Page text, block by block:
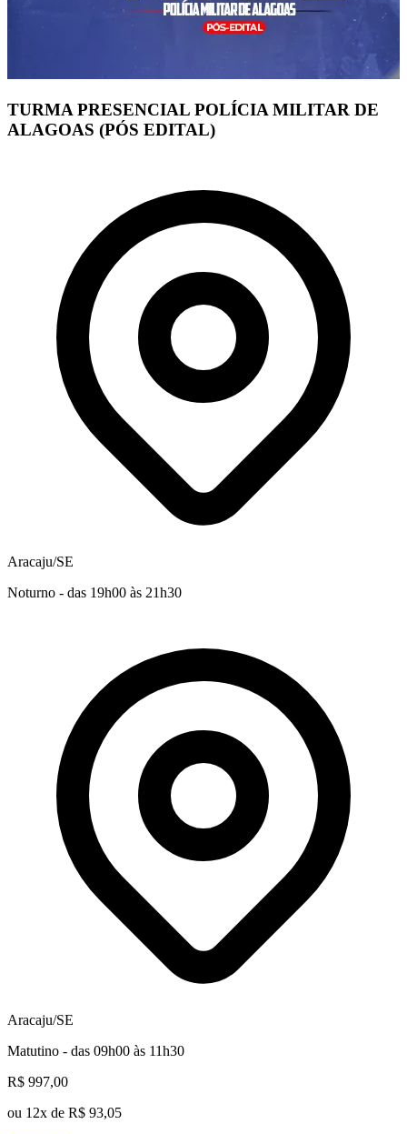
TURMA PRESENCIAL POLÍCIA MILITAR DE
ALAGOAS (PÓS EDITAL)
Aracaju/SE
Noturno - das 19h00 às 21h30
Aracaju/SE
Matutino - das 09h00 às 11h30
R$ 997,00
ou 12x de R$ 93,05